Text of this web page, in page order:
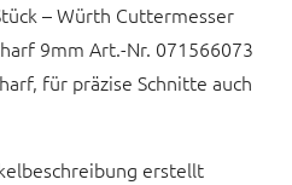
– Würth Cuttermesser
9mm Art.-Nr. 071566073
für präzise Schnitte auch
erstellt